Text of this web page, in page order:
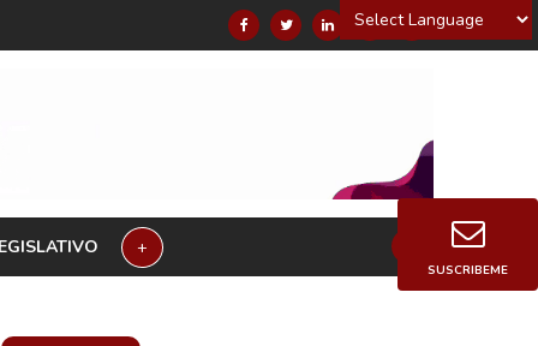
Powered by
+
SUSCRIBEME